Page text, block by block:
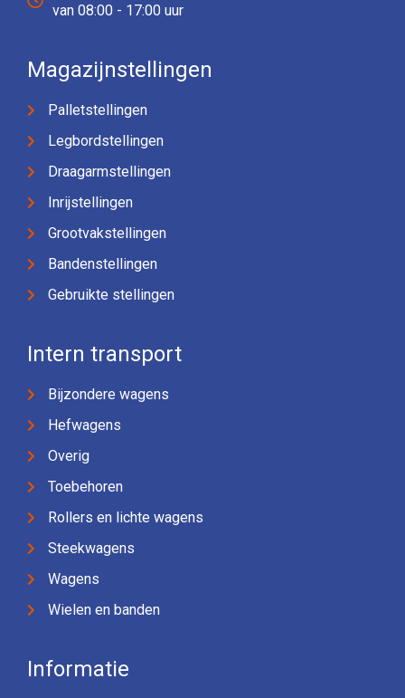
van 08:00 - 17:00 uur
Magazijnstellingen
Palletstellingen
Legbordstellingen
Draagarmstellingen
Inrijstellingen
Grootvakstellingen
Bandenstellingen
Gebruikte stellingen
Intern transport
Bijzondere wagens
Hefwagens
Overig
Toebehoren
Rollers en lichte wagens
Steekwagens
Wagens
Wielen en banden
Informatie